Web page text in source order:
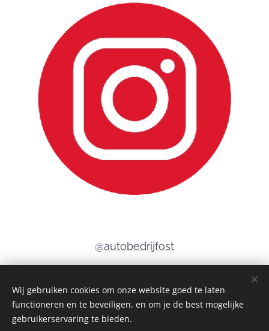
@autobedrijfost
© 2023 Alle rechten voorbehouden
Wij gebruiken cookies om onze website goed te laten
functioneren en te beveiligen, en om je de best mogelijke
gebruikerservaring te bieden.